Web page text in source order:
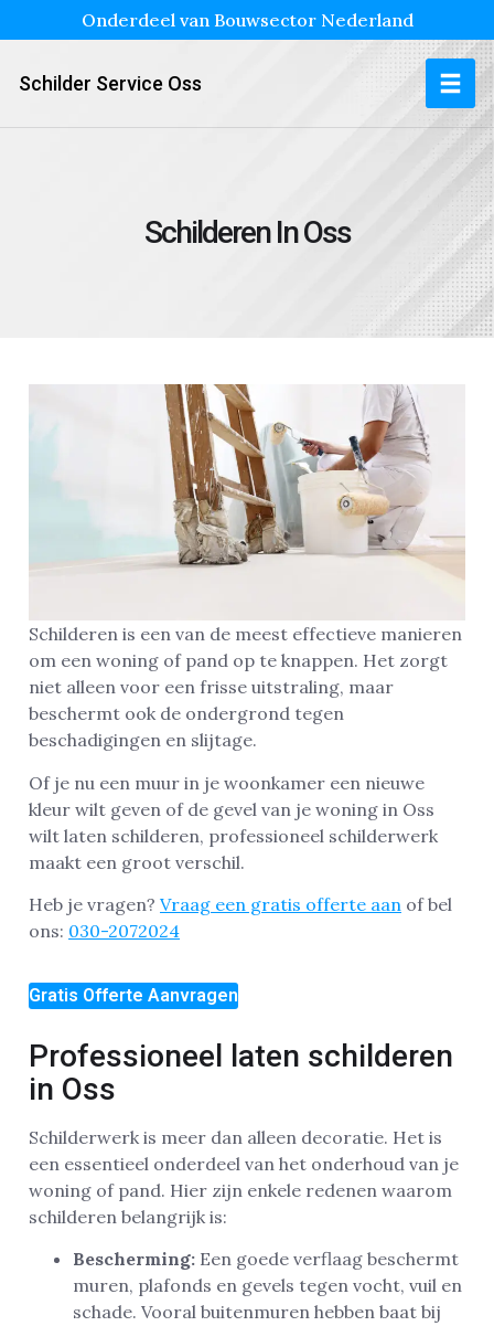
Onderdeel van Bouwsector Nederland
Schilder Service Oss
Schilderen In Oss
Schilderen is een van de meest effectieve manieren
om een woning of pand op te knappen. Het zorgt
niet alleen voor een frisse uitstraling, maar
beschermt ook de ondergrond tegen
beschadigingen en slijtage.
Of je nu een muur in je woonkamer een nieuwe
kleur wilt geven of de gevel van je woning in Oss
wilt laten schilderen, professioneel schilderwerk
maakt een groot verschil.
Heb je vragen? Vraag een gratis offerte aan of bel
ons: 030-2072024
Gratis Offerte Aanvragen
Professioneel laten schilderen
in Oss
Schilderwerk is meer dan alleen decoratie. Het is
een essentieel onderdeel van het onderhoud van je
woning of pand. Hier zijn enkele redenen waarom
schilderen belangrijk is:
Bescherming: Een goede verflaag beschermt
muren, plafonds en gevels tegen vocht, vuil en
schade. Vooral buitenmuren hebben baat bij